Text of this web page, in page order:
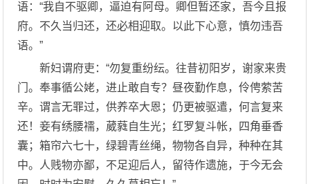
语：“我自不驱卿，逼迫有阿母。卿但暂还家，吾今且报
府。不久当归还，还必相迎取。以此下心意，慎勿违吾
语。”
新妇谓府吏：“勿复重纷纭。往昔初阳岁，谢家来贵
门。奉事循公姥，进止敢自专？昼夜勤作息，伶俜萦苦
辛。谓言无罪过，供养卒大恩；仍更被驱遣，何言复来
还！妾有绣腰襦，葳蕤自生光；红罗复斗帐，四角垂香
囊；箱帘六七十，绿碧青丝绳，物物各自异，种种在其
中。人贱物亦鄙，不足迎后人，留待作遗施，于今无会